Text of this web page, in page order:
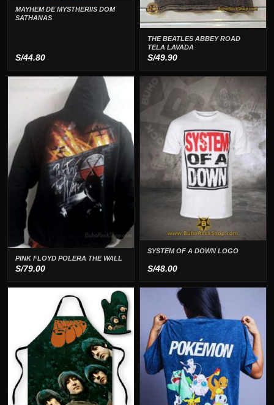
MAYHEM DE MYSTHERIIS DOM
SATHANAS
S/44.80
THE BEATLES ABBEY ROAD
TELA LAVADA
S/49.90
PINK FLOYD POLERA THE WALL
S/79.00
SYSTEM OF A DOWN LOGO
S/48.00